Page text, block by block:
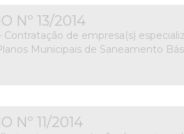
Nº 13/2014
de empresa(s)
Municipais de Saneamento
Nº 11/2014